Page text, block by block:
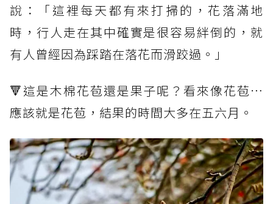
說：「這裡每天都有來打掃的，花落滿地
時，行人走在其中確實是很容易絆倒的，就
有人曾經因為踩踏在落花而滑跤過。」
🔻這是木棉花苞還是果子呢？看來像花苞⋯
應該就是花苞，結果的時間大多在五六月。